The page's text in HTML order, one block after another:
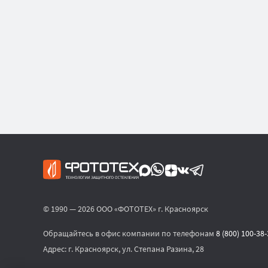
© 1990 — 2026 ООО «ФОТОТЕХ» г. Красноярск
Обращайтесь в офис компании по телефонам 8 (800) 100-
Адрес: г. Красноярск, ул. Степана Разина, 28